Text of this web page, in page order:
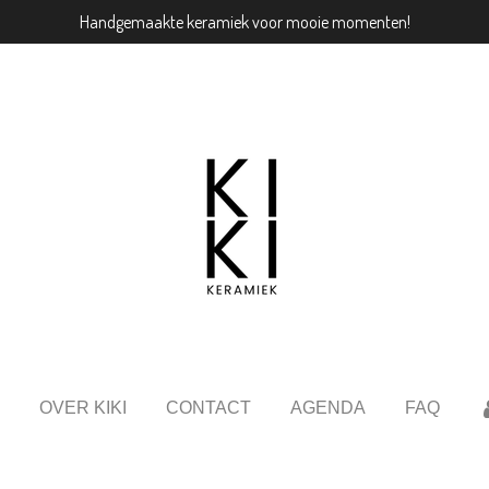
Handgemaakte keramiek voor mooie momenten!
OVER KIKI CONTACT AGENDA FAQ